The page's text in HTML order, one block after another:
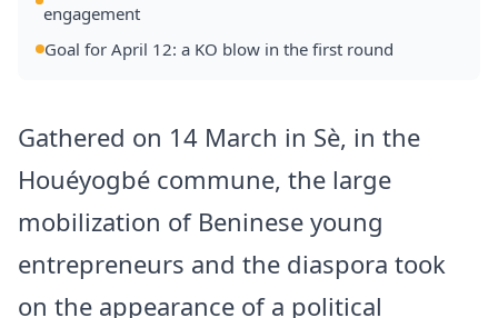
engagement
Goal for April 12: a KO blow in the first round
Gathered on 14 March in Sè, in the
Houéyogbé commune, the large
mobilization of Beninese young
entrepreneurs and the diaspora took
on the appearance of a political